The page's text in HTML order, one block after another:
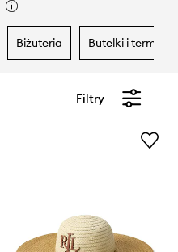
biżuteria butelki i termosy
Filtry